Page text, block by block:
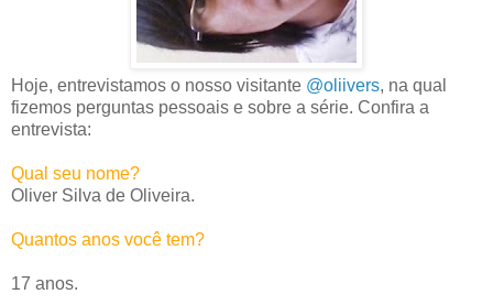
Hoje, entrevistamos o nosso visitante @oliivers, na qual
fizemos perguntas pessoais e sobre a série. Confira a
entrevista:
Qual seu nome?
Oliver Silva de Oliveira.
Quantos anos você tem?
17 anos.